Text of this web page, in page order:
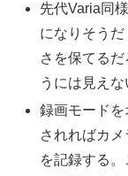
先代Varia同
になりそう
さを保てる
うには見えな
録画モード
されればカ
を記録する